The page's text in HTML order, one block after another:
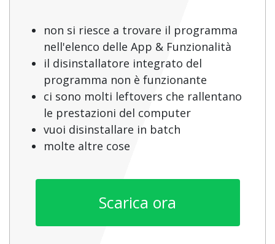
non si riesce a trovare il programma
nell'elenco delle App & Funzionalità
il disinstallatore integrato del
programma non è funzionante
ci sono molti leftovers che rallentano
le prestazioni del computer
vuoi disinstallare in batch
molte altre cose
Scarica ora